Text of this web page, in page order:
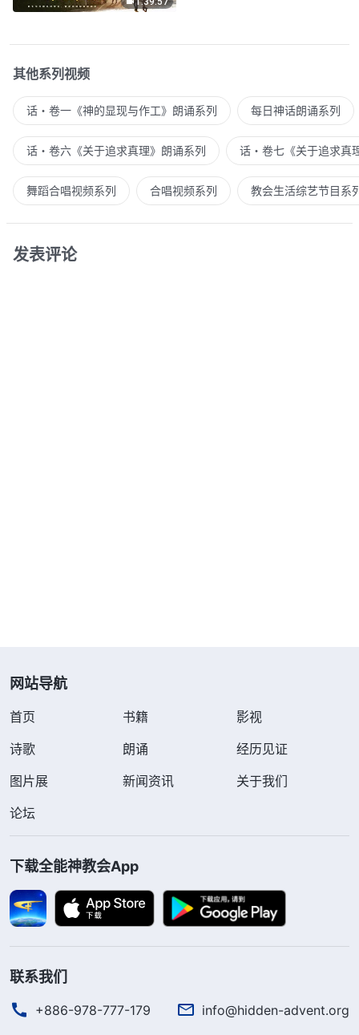
其他系列视频
话・卷一《神的显现与作工》朗诵系列 每日神话朗诵系列
话・卷六《关于追求真理》朗诵系列 话・卷七《关于追求真
舞蹈合唱视频系列 合唱视频系列 教会生活综艺节目系
发表评论
网站导航
首页 书籍
影视
诗歌
朗诵
经历见证
图片展
新闻资讯
关于我们
论坛
下载全能神教会App
联系我们
+886-978-777-179 info@hidden-advent.org